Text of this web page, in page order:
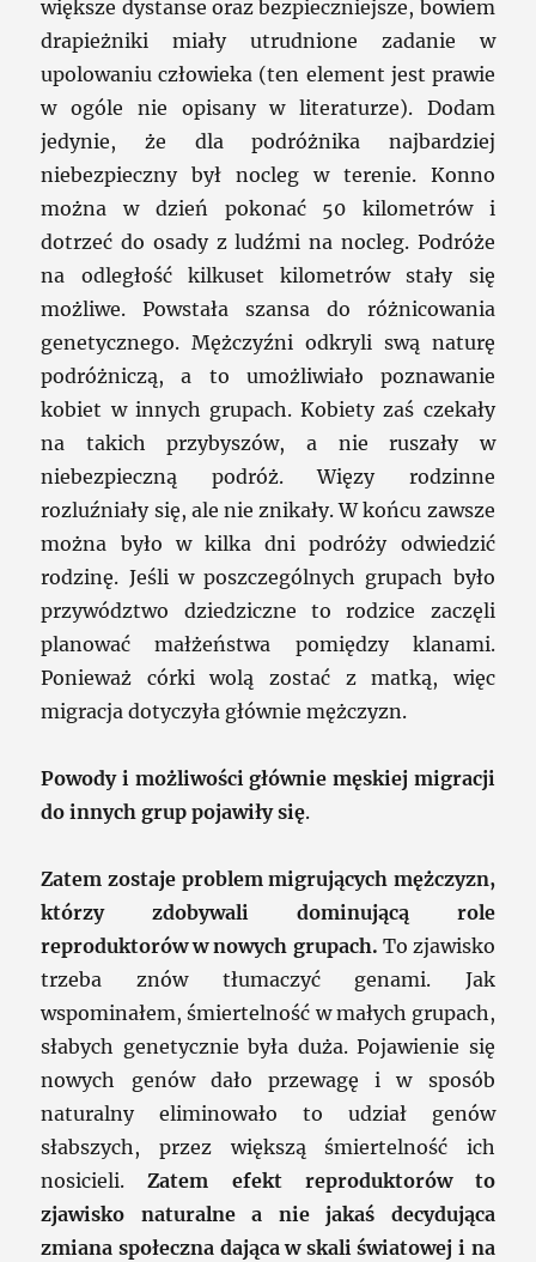
większe dystanse oraz bezpieczniejsze, bowiem
drapieżniki miały utrudnione zadanie w
upolowaniu człowieka (ten element jest prawie
w ogóle nie opisany w literaturze). Dodam
jedynie, że dla podróżnika najbardziej
niebezpieczny był nocleg w terenie. Konno
można w dzień pokonać 50 kilometrów i
dotrzeć do osady z ludźmi na nocleg. Podróże
na odległość kilkuset kilometrów stały się
możliwe. Powstała szansa do różnicowania
genetycznego. Mężczyźni odkryli swą naturę
podróżniczą, a to umożliwiało poznawanie
kobiet w innych grupach. Kobiety zaś czekały
na takich przybyszów, a nie ruszały w
niebezpieczną podróż. Więzy rodzinne
rozluźniały się, ale nie znikały. W końcu zawsze
można było w kilka dni podróży odwiedzić
rodzinę. Jeśli w poszczególnych grupach było
przywództwo dziedziczne to rodzice zaczęli
planować małżeństwa pomiędzy klanami.
Ponieważ córki wolą zostać z matką, więc
migracja dotyczyła głównie mężczyzn.
Powody i możliwości głównie męskiej migracji
do innych grup pojawiły się.
Zatem zostaje problem migrujących mężczyzn,
którzy zdobywali dominującą role
reproduktorów w nowych grupach. To zjawisko
trzeba znów tłumaczyć genami. Jak
wspominałem, śmiertelność w małych grupach,
słabych genetycznie była duża. Pojawienie się
nowych genów dało przewagę i w sposób
naturalny eliminowało to udział genów
słabszych, przez większą śmiertelność ich
nosicieli.Zatem efekt reproduktorów to
zjawisko naturalne a nie jakaś decydująca
zmiana społeczna dająca w skali światowej i na